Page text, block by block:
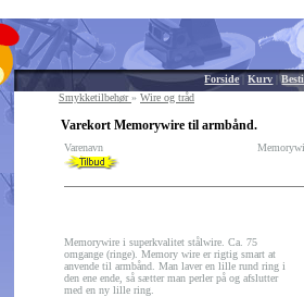
Forside|Kurv |
Smykketilbehør» Wire og tråd
Varekort Memorywire til armbånd.
Varenavn
Memorywire i superkvalitet stålwire. Ca. 75
omgange (ringe). Memory wire er rigtig smart at
anvende til armbånd. Man laver en lille rund ring i
den ene ende, så sætter man perler på og afslutter
med en ny lille ring.